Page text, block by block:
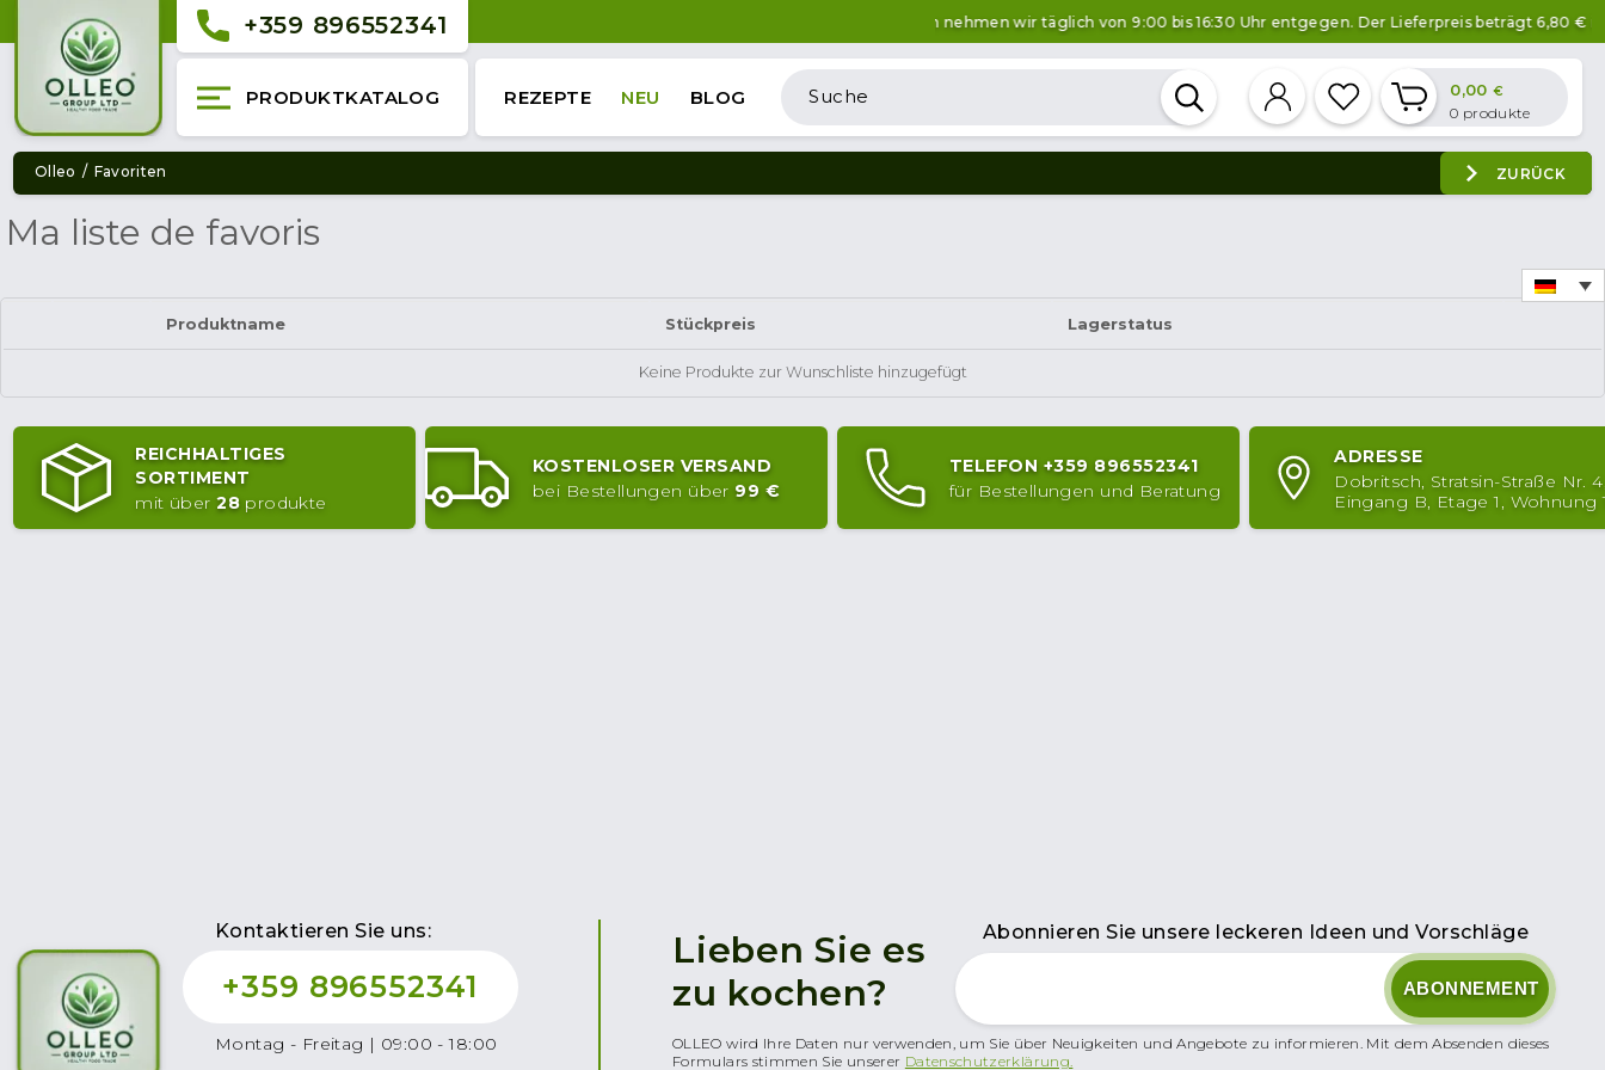
Bestellungen nehmen wir täglich von 9:00 bis 16:30 Uhr entgegen. Der Lieferpreis beträgt 6,80 €
+359 896552341
PRODUKTKATALOG REZEPTE NEU BLOG 0,00€
0 produkte
Olleo Favoriten ZURÜCK
Ma liste de favoris
Produktname Stückpreis Lagerstatus
Keine Produkte zur Wunschliste hinzugefügt
REICHHALTIGES
SORTIMENT
mit über28produkte
KOSTENLOSER VERSAND
bei Bestellungen über 99 €
TELEFON +359 896552341
für Bestellungen und Beratung
ADRESSE
Dobritsch, Stratsin-Straße Nr.
Eingang B, Etage 1, Wohnung
Kontaktieren Sie uns:
+359 896552341
Montag - Freitag | 09:00 - 18:00
Lieben Sie es
zu kochen?
Abonnieren Sie unsere leckeren Ideen und Vorschläge
OLLEO wird Ihre Daten nur verwenden, um Sie über Neuigkeiten und Angebote zu informieren. Mit dem Absenden dieses
Formulars stimmen Sie unserer Datenschutzerklärung.